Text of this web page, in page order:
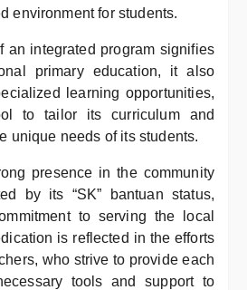
environment for students.
an integrated program signifies
primary education, it also
learning opportunities,
to tailor its curriculum and
unique needs of its students.
presence in the community
by its “SK” bantuan status,
to serving the local
is reflected in the efforts
who strive to provide each
tools and support to